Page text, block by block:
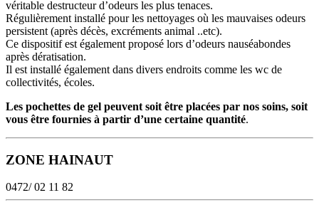
véritable destructeur d’odeurs les plus tenaces.
Régulièrement installé pour les nettoyages où les mauvaises odeurs
persistent (après décès, excréments animal ..etc).
Ce dispositif est également proposé lors d’odeurs nauséabondes
après dératisation.
Il est installé également dans divers endroits comme les wc de
collectivités, écoles.
Les pochettes de gel peuvent soit être placées par nos soins, soit
vous être fournies à partir d’une certaine quantité.
ZONE HAINAUT
0472/ 02 11 82